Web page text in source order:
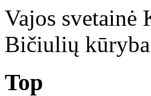
Vajos
Bičiulių
Top